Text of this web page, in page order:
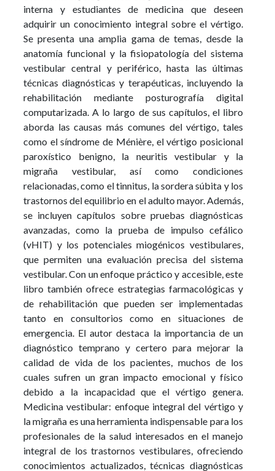
interna y estudiantes de medicina que deseen
adquirir un conocimiento integral sobre el vértigo.
Se presenta una amplia gama de temas, desde la
anatomía funcional y la fisiopatología del sistema
vestibular central y periférico, hasta las últimas
técnicas diagnósticas y terapéuticas, incluyendo la
rehabilitación mediante posturografía digital
computarizada. A lo largo de sus capítulos, el libro
aborda las causas más comunes del vértigo, tales
como el síndrome de Ménière, el vértigo posicional
paroxístico benigno, la neuritis vestibular y la
migraña vestibular, así como condiciones
relacionadas, como el tinnitus, la sordera súbita y los
trastornos del equilibrio en el adulto mayor. Además,
se incluyen capítulos sobre pruebas diagnósticas
avanzadas, como la prueba de impulso cefálico
(vHIT) y los potenciales miogénicos vestibulares,
que permiten una evaluación precisa del sistema
vestibular. Con un enfoque práctico y accesible, este
libro también ofrece estrategias farmacológicas y
de rehabilitación que pueden ser implementadas
tanto en consultorios como en situaciones de
emergencia. El autor destaca la importancia de un
diagnóstico temprano y certero para mejorar la
calidad de vida de los pacientes, muchos de los
cuales sufren un gran impacto emocional y físico
debido a la incapacidad que el vértigo genera.
Medicina vestibular: enfoque integral del vértigo y
la migraña es una herramienta indispensable para los
profesionales de la salud interesados en el manejo
integral de los trastornos vestibulares, ofreciendo
conocimientos actualizados, técnicas diagnósticas